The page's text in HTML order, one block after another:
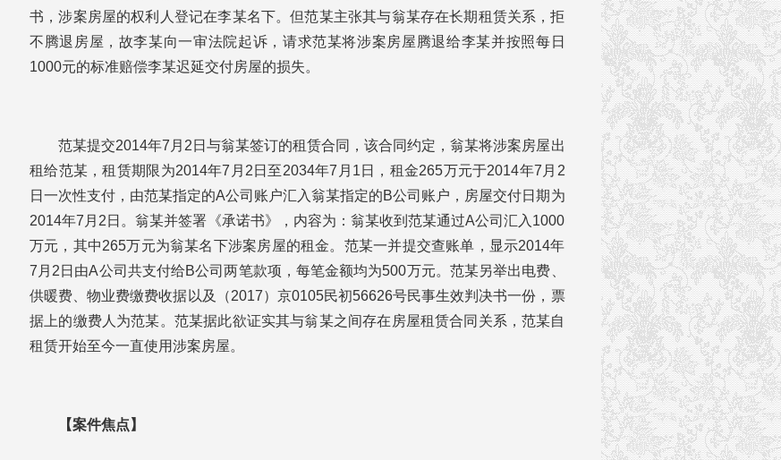
书，涉案房屋的权利人登记在李某名下。但范某主张其与翁某存在长期租赁关系，拒
不腾退房屋，故李某向一审法院起诉，请求范某将涉案房屋腾退给李某并按照每日
1000元的标准赔偿李某迟延交付房屋的损失。
范某提交2014年7月2日与翁某签订的租赁合同，该合同约定，翁某将涉案房屋出
租给范某，租赁期限为2014年7月2日至2034年7月1日，租金265万元于2014年7月2
日一次性支付，由范某指定的A公司账户汇入翁某指定的B公司账户，房屋交付日期为
2014年7月2日。翁某并签署《承诺书》，内容为：翁某收到范某通过A公司汇入1000
万元，其中265万元为翁某名下涉案房屋的租金。范某一并提交查账单，显示2014年
7月2日由A公司共支付给B公司两笔款项，每笔金额均为500万元。范某另举出电费、
供暖费、物业费缴费收据以及（2017）京0105民初56626号民事生效判决书一份，票
据上的缴费人为范某。范某据此欲证实其与翁某之间存在房屋租赁合同关系，范某自
租赁开始至今一直使用涉案房屋。
【案件焦点】